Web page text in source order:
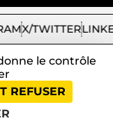
X/TWITTER
le contrôle
REFUSER